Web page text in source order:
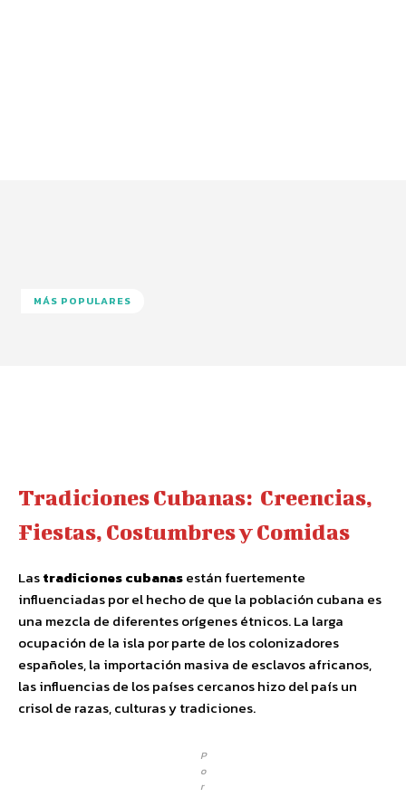
MÁS POPULARES
Tradiciones Cubanas: Creencias,
Fiestas, Costumbres y Comidas
Lastradiciones cubanasestán fuertemente
influenciadas por el hecho de que la población cubana es
una mezcla de diferentes orígenes étnicos. La larga
ocupación de la isla por parte de los colonizadores
españoles, la importación masiva de esclavos africanos,
las influencias de los países cercanos hizo del país un
crisol de razas, culturas y tradiciones.
P
o
r